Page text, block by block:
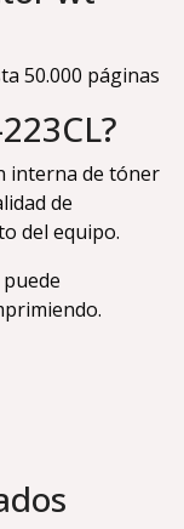
50.000 páginas
interna de tóner
de
del equipo.